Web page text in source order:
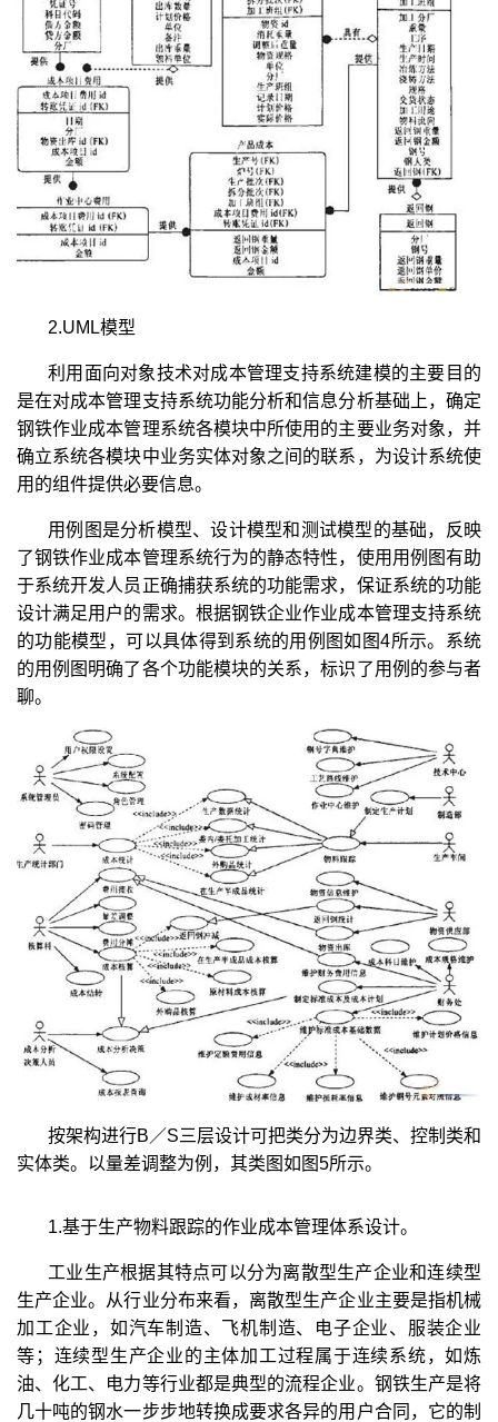
2.UML模型
利用面向对象技术对成本管理支持系统建模的主要目的
是在对成本管理支持系统功能分析和信息分析基础上，确定
钢铁作业成本管理系统各模块中所使用的主要业务对象，并
确立系统各模块中业务实体对象之间的联系，为设计系统使
用的组件提供必要信息。
用例图是分析模型、设计模型和测试模型的基础，反映
了钢铁作业成本管理系统行为的静态特性，使用用例图有助
于系统开发人员正确捕获系统的功能需求，保证系统的功能
设计满足用户的需求。根据钢铁企业作业成本管理支持系统
的功能模型，可以具体得到系统的用例图如图4所示。系统
的用例图明确了各个功能模块的关系，标识了用例的参与者
聊。
按架构进行B／S三层设计可把类分为边界类、控制类和
实体类。以量差调整为例，其类图如图5所示。
1.基于生产物料跟踪的作业成本管理体系设计。
工业生产根据其特点可以分为离散型生产企业和连续型
生产企业。从行业分布来看，离散型生产企业主要是指机械
加工企业，如汽车制造、飞机制造、电子企业、服装企业
等；连续型生产企业的主体加工过程属于连续系统，如炼
油、化工、电力等行业都是典型的流程企业。钢铁生产是将
几十吨的钢水一步步地转换成要求各异的用户合同，它的制